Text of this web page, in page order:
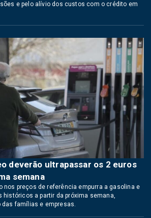
e pelo alívio dos custos com o crédito em
deverão ultrapassar os 2 euros
semana
nos preços de referência empurra a gasolina e
históricos a partir da próxima semana,
famílias e empresas.